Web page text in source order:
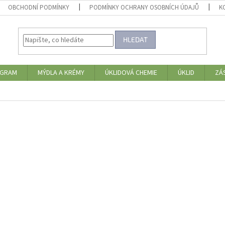
OBCHODNÍ PODMÍNKY PODMÍNKY OCHRANY OSOBNÍCH ÚDAJŮ
HLEDAT
MÝDLA A KRÉMY ÚKLIDOVÁ CHEMIE ÚKLID